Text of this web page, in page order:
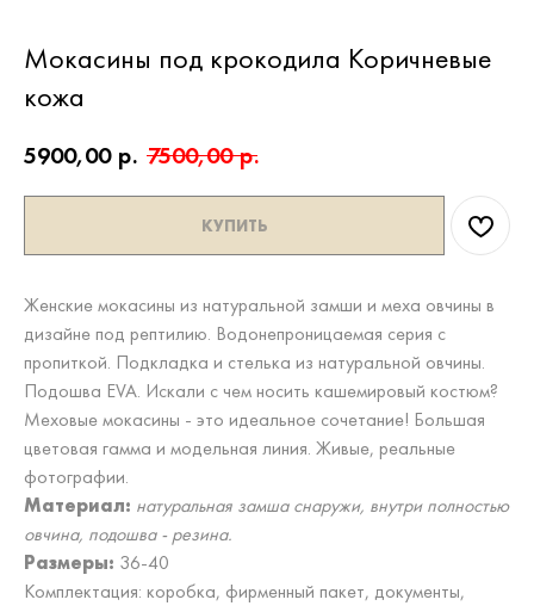
Мокасины под крокодила Коричневые
кожа
5900,00 р. 7500,00 р.
КУПИТЬ
Женские мокасины из натуральной замши и меха овчины в
дизайне под рептилию. Водонепроницаемая серия с
пропиткой. Подкладка и стелька из натуральной овчины.
Подошва EVA. Искали с чем носить кашемировый костюм?
Меховые мокасины - это идеальное сочетание! Большая
цветовая гамма и модельная линия. Живые, реальные
фотографии.
Материал: натуральная замша снаружи, внутри полностью
овчина, подошва - резина.
Размеры: 36-40
Комплектация: коробка, фирменный пакет, документы,